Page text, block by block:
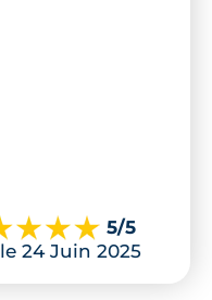
5/5
le 24 Juin 2025